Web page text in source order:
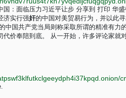
国：面临压力习近平让步 分享到 打印 华
济实行强奸的中国对美贸易行为，并以此
中国共产党当局则称采取所谓的精准有力
价奉陪到底。 从一开始，许多评论家就